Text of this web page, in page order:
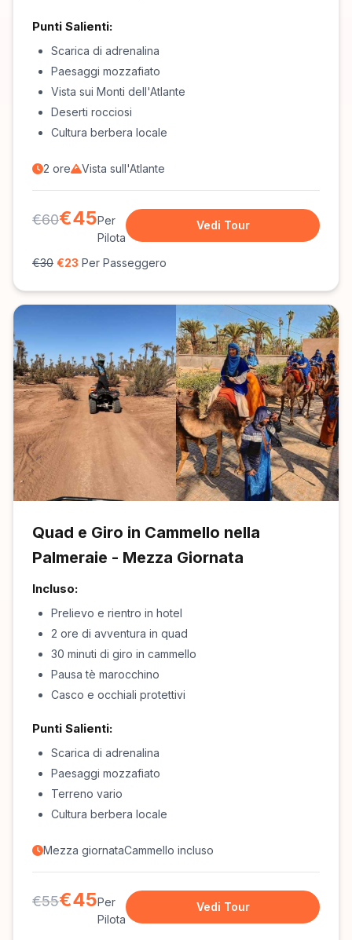
Punti Salienti:
Scarica di adrenalina
Paesaggi mozzafiato
Vista sui Monti dell'Atlante
Deserti rocciosi
Cultura berbera locale
2 ore Vista sull'Atlante
€60€45Per
Pilota
Vedi Tour
€30 €23 Per Passeggero
Quad e Giro in Cammello nella
Palmeraie - Mezza Giornata
Incluso:
Prelievo e rientro in hotel
2 ore di avventura in quad
30 minuti di giro in cammello
Pausa tè marocchino
Casco e occhiali protettivi
Punti Salienti:
Scarica di adrenalina
Paesaggi mozzafiato
Terreno vario
Cultura berbera locale
Mezza giornataCammello incluso
€55€45Per
Pilota
Vedi Tour